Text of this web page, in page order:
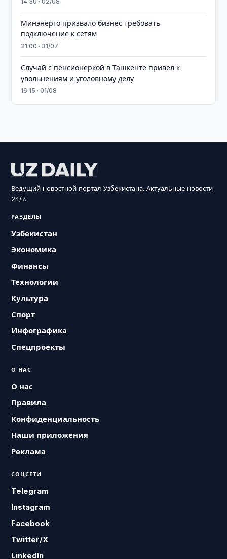
Минэнерго призвало бизнес требовать
подключение к сетям
21:00 · 31/07
Случай с пенсионеркой в Ташкенте привел к
увольнениям и уголовному делу
16:15 · 01/08
Ведущий новостной портал Узбекистана. Актуальные новости
24/7.
РАЗДЕЛЫ
Узбекистан
Экономика
Финансы
Технологии
Культура
Спорт
Инфографика
Спецпроекты
О НАС
О нас
Правила
Конфиденциальность
Наши приложения
Реклама
СОЦСЕТИ
Telegram
Instagram
Facebook
Twitter/X
LinkedIn